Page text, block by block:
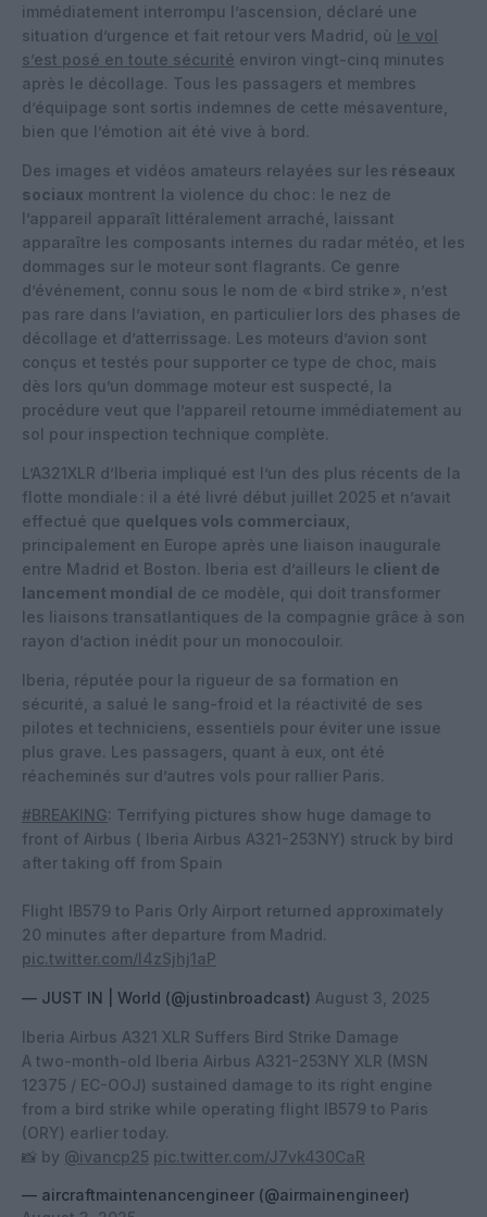
immédiatement interrompu l’ascension, déclaré une
situation d’urgence et fait retour vers Madrid, où le vol
s’est posé en toute sécurité environ vingt-cinq minutes
après le décollage. Tous les passagers et membres
d’équipage sont sortis indemnes de cette mésaventure,
bien que l’émotion ait été vive à bord.
Des images et vidéos amateurs relayées sur les réseaux
sociaux montrent la violence du choc : le nez de
l’appareil apparaît littéralement arraché, laissant
apparaître les composants internes du radar météo, et les
dommages sur le moteur sont flagrants. Ce genre
d’événement, connu sous le nom de « bird strike », n’est
pas rare dans l’aviation, en particulier lors des phases de
décollage et d’atterrissage. Les moteurs d’avion sont
conçus et testés pour supporter ce type de choc, mais
dès lors qu’un dommage moteur est suspecté, la
procédure veut que l’appareil retourne immédiatement au
sol pour inspection technique complète.
L’A321XLR d’Iberia impliqué est l’un des plus récents de la
flotte mondiale : il a été livré début juillet 2025 et n’avait
effectué que quelques vols commerciaux
principalement en Europe après une liaison inaugurale
entre Madrid et Boston. Iberia est d’ailleurs le client de
lancement mondial de ce modèle, qui doit transformer
les liaisons transatlantiques de la compagnie grâce à son
rayon d’action inédit pour un monocouloir.
Iberia, réputée pour la rigueur de sa formation en
sécurité, a salué le sang-froid et la réactivité de ses
pilotes et techniciens, essentiels pour éviter une issue
plus grave. Les passagers, quant à eux, ont été
réacheminés sur d’autres vols pour rallier Paris.
#BREAKING: Terrifying pictures show huge damage to
front of Airbus ( Iberia Airbus A321-253NY) struck by bird
after taking off from Spain
Flight IB579 to Paris Orly Airport returned approximately
20 minutes after departure from Madrid.
pic.twitter.com/I4zSjhj1aP
— JUST IN | World (@justinbroadcast) August 3, 2025
Iberia Airbus A321 XLR Suffers Bird Strike Damage
A two-month-old Iberia Airbus A321-253NY XLR (MSN
12375 / EC-OOJ) sustained damage to its right engine
from a bird strike while operating flight IB579 to Paris
(ORY) earlier today.
📸 by @ivancp25 pic.twitter.com/J7vk430CaR
— aircraftmaintenancengineer (@airmainengineer)